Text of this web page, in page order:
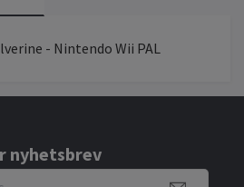
- Nintendo Wii PAL
nyhetsbrev